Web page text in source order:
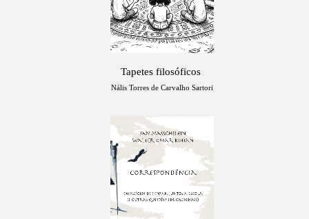
Tapetes filosóficos
Nális Torres de Carvalho Sartori